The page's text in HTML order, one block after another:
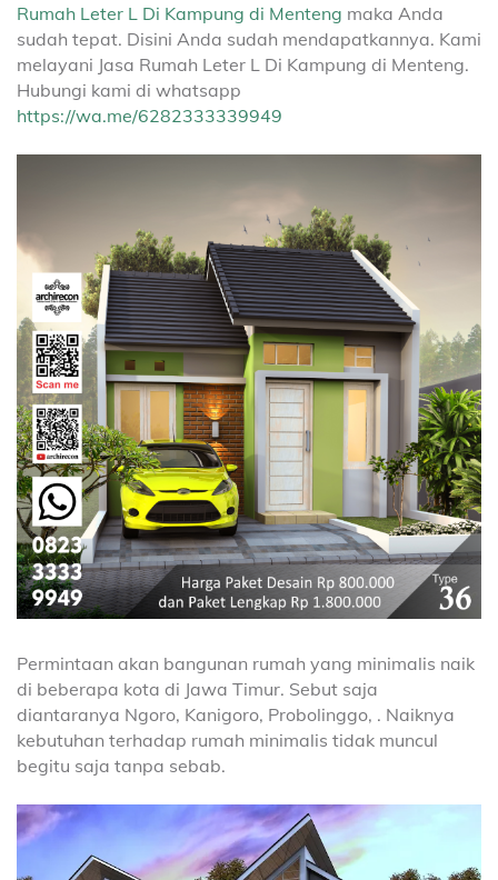
Rumah Leter L Di Kampung di Menteng maka Anda
sudah tepat. Disini Anda sudah mendapatkannya. Kami
melayani Jasa Rumah Leter L Di Kampung di Menteng.
Hubungi kami di whatsapp
https://wa.me/6282333339949
Permintaan akan bangunan rumah yang minimalis naik
di beberapa kota di Jawa Timur. Sebut saja
diantaranya Ngoro, Kanigoro, Probolinggo, . Naiknya
kebutuhan terhadap rumah minimalis tidak muncul
begitu saja tanpa sebab.